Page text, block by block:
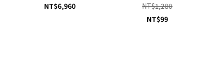
NT$6,960
NT$1,280
NT$99